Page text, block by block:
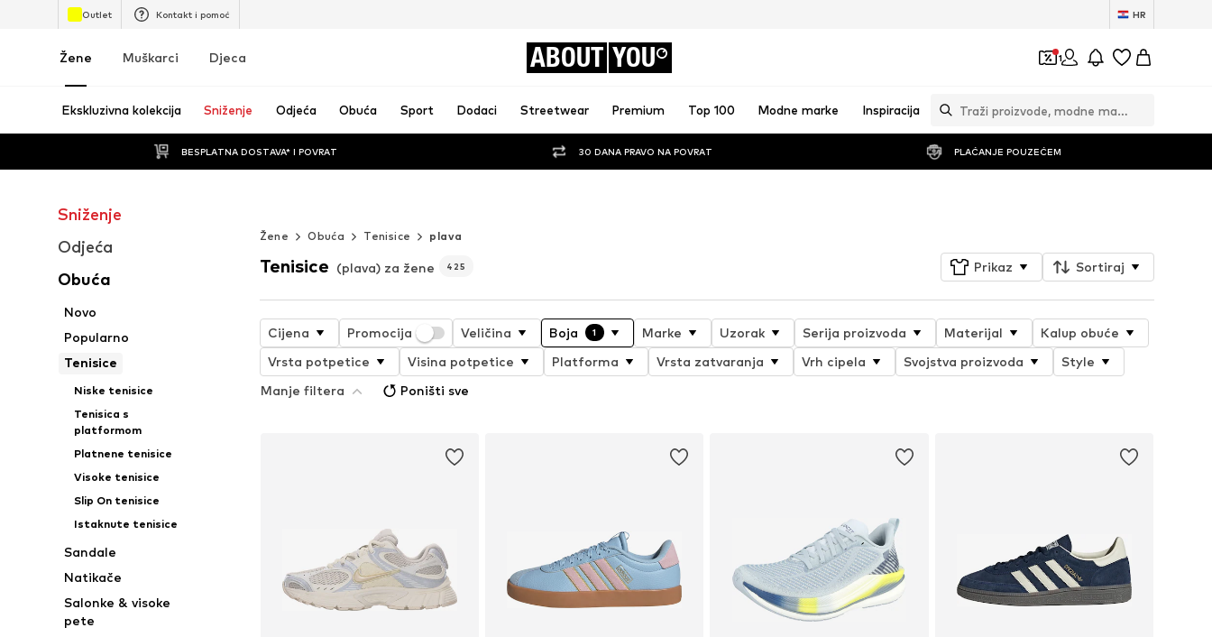
Outlet Kontakt i pomoć HR
Žene Muškarci Djeca ABOUT YOU 1
Ekskluzivna kolekcija Sniženje Odjeća Obuća Sport Dodaci Streetwear Premium Top 100 Modne marke Inspiracija
BESPLATNA DOSTAVA* I POVRAT 30 DANA PRAVO NA POVRAT PLAĆANJE POUZEĆEM
Sniženje
Odjeća
Obuća
Novo
Popularno
Tenisice
Niske tenisice
Tenisica s
platformom
Platnene tenisice
Visoke tenisice
Slip On tenisice
Istaknute tenisice
Sandale
Natikače
Salonke & visoke
pete
Žene
Obuća Tenisice plava
Tenisice (plava) za žene 425 Prikaz Sortiraj
Cijena Promocija Veličina Boja 1 Marke Uzorak Serija proizvoda Materijal
Kalup obuće
Vrsta potpetice
Visina potpetice Platforma Vrsta zatvaranja Vrh cipela Svojstva proizvoda
Style
Manje filtera
Poništi sve